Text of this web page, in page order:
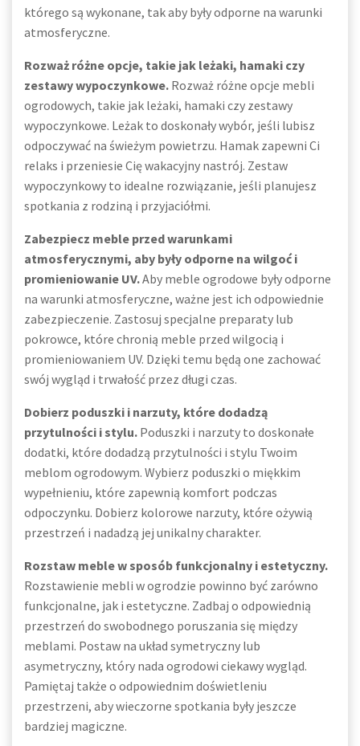
którego są wykonane, tak aby były odporne na warunki
atmosferyczne.
Rozważ różne opcje, takie jak leżaki, hamaki czy
zestawy wypoczynkowe. Rozważ różne opcje mebli
ogrodowych, takie jak leżaki, hamaki czy zestawy
wypoczynkowe. Leżak to doskonały wybór, jeśli lubisz
odpoczywać na świeżym powietrzu. Hamak zapewni Ci
relaks i przeniesie Cię wakacyjny nastrój. Zestaw
wypoczynkowy to idealne rozwiązanie, jeśli planujesz
spotkania z rodziną i przyjaciółmi.
Zabezpiecz meble przed warunkami
atmosferycznymi, aby były odporne na wilgoć i
promieniowanie UV.Aby meble ogrodowe były odporne
na warunki atmosferyczne, ważne jest ich odpowiednie
zabezpieczenie. Zastosuj specjalne preparaty lub
pokrowce, które chronią meble przed wilgocią i
promieniowaniem UV. Dzięki temu będą one zachować
swój wygląd i trwałość przez długi czas.
Dobierz poduszki i narzuty, które dodadzą
przytulności i stylu. Poduszki i narzuty to doskonałe
dodatki, które dodadzą przytulności i stylu Twoim
meblom ogrodowym. Wybierz poduszki o miękkim
wypełnieniu, które zapewnią komfort podczas
odpoczynku. Dobierz kolorowe narzuty, które ożywią
przestrzeń i nadadzą jej unikalny charakter.
Rozstaw meble w sposób funkcjonalny i estetyczny.
Rozstawienie mebli w ogrodzie powinno być zarówno
funkcjonalne, jak i estetyczne. Zadbaj o odpowiednią
przestrzeń do swobodnego poruszania się między
meblami. Postaw na układ symetryczny lub
asymetryczny, który nada ogrodowi ciekawy wygląd.
Pamiętaj także o odpowiednim doświetleniu
przestrzeni, aby wieczorne spotkania były jeszcze
bardziej magiczne.